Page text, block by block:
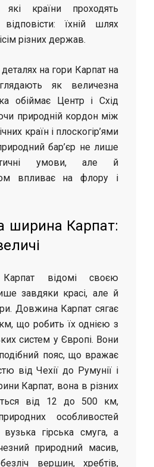
які країни проходять
їхній шлях
різних держав.
на гори Карпат на
як величезна
обіймає Центр і Схід
природній кордон між
країн і плоскогір’ями
бар’єр не лише
умови, але й
впливає на флору і
ширина Карпат:
відомі своєю
завдяки красі, але й
Довжина Карпат сягає
що робить їх однією з
систем у Європі. Вони
пояс, що вражає
від Чехії до Румунії і
Карпат, вона в різних
від 12 до 500 км,
особливостей
гірська смуга, а
природний масив,
вершин, хребтів,